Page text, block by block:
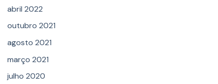
abril 2022
outubro 2021
agosto 2021
março 2021
julho 2020